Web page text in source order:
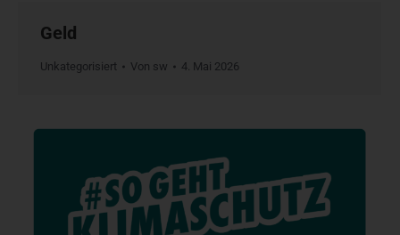
Geld
Unkategorisiert Von sw 4. Mai 2026